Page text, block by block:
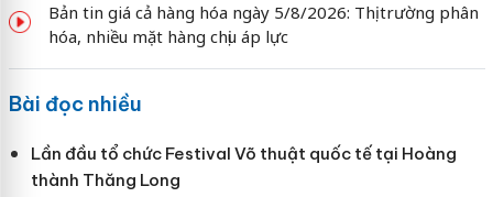
Bản tin giá cả hàng hóa ngày 5/8/2026: Thị trường phân
hóa, nhiều mặt hàng chịu áp lực
Bài đọc nhiều
Lần đầu tổ chức Festival Võ thuật quốc tế tại Hoàng
thành Thăng Long